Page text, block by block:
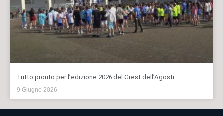
Tutto pronto per l’edizione 2026 del Grest dell’Agosti
9 Giugno 2026